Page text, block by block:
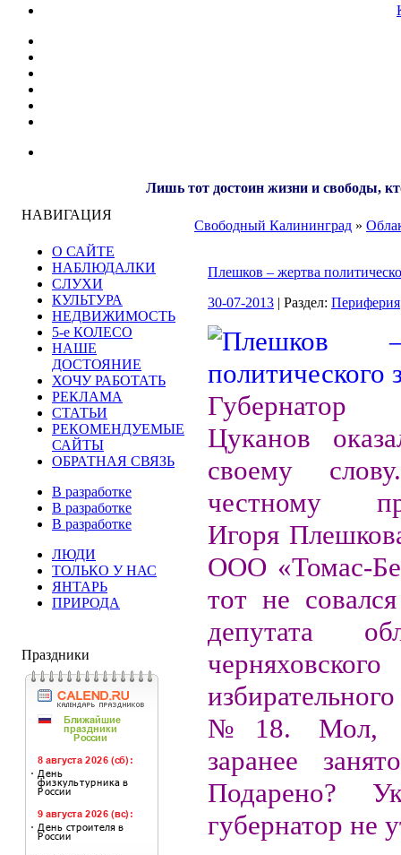
Лишь тот достоин жизни и свободы,
НАВИГАЦИЯ
О САЙТЕ
НАБЛЮДАЛКИ
СЛУХИ
КУЛЬТУРА
НЕДВИЖИМОСТЬ
5-е КОЛЕСО
НАШЕ
ДОСТОЯНИЕ
ХОЧУ РАБОТАТЬ
РЕКЛАМА
СТАТЬИ
РЕКОМЕНДУЕМЫЕ
САЙТЫ
ОБРАТНАЯ СВЯЗЬ
В разработке
В разработке
В разработке
ЛЮДИ
ТОЛЬКО У НАС
ЯНТАРЬ
ПРИРОДА
Праздники
Свободный Калининград »
Плешков – жертва
30-07-2013 | Раздел: Периферия
Цуканов
своему
честному
Игоря
ООО «Томас-
тот не
депутата
черняховского
№18. Мол,
заранее
Подарено?
губернатор не